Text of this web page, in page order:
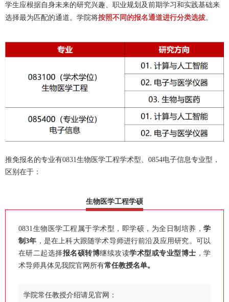
学生应根据自身未来的研究兴趣、职业规划及前期学习和实践基础来
选择最为匹配的通道。学院将按照不同的报名通道进行分类选拔。
推免报名的专业有0831生物医学工程学术型、0854电子信息专业型，
区别在于：
生物医学工程学硕
0831生物医学工程属于学术型，即学硕，为全日制培养， 学
制3年 ，是在上科大跟随学术导师进行前沿及应用研究。可以
在研二起选择报名硕转博继续攻读学术型或专业型博士 ，学
术导师具体见我院官网所有常任教授名单。
学院常任教授介绍请见官网：